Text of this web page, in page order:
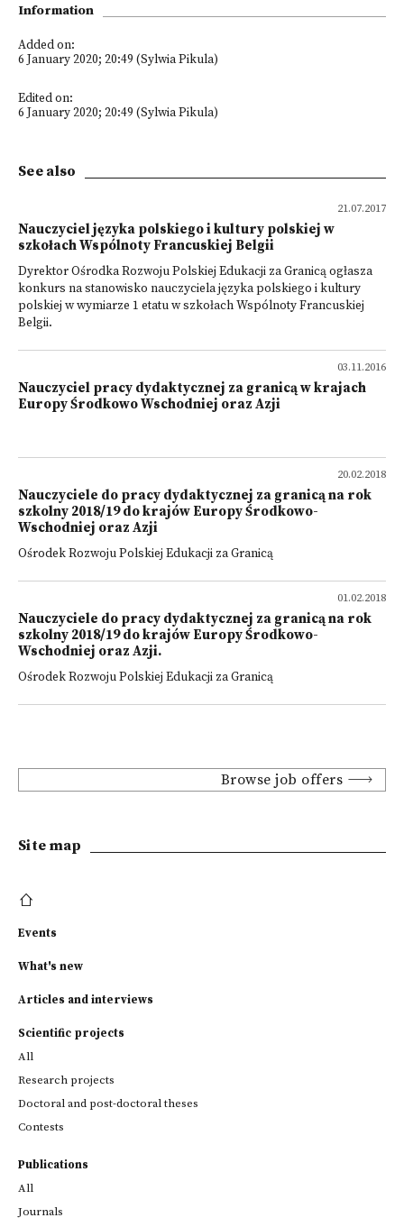
Information
Added on:
6 January 2020; 20:49 (Sylwia Pikula)
Edited on:
6 January 2020; 20:49 (Sylwia Pikula)
See also
21.07.2017
Nauczyciel języka polskiego i kultury polskiej w
szkołach Wspólnoty Francuskiej Belgii
Dyrektor Ośrodka Rozwoju Polskiej Edukacji za Granicą ogłasza
konkurs na stanowisko nauczyciela języka polskiego i kultury
polskiej w wymiarze 1 etatu w szkołach Wspólnoty Francuskiej
Belgii.
03.11.2016
Nauczyciel pracy dydaktycznej za granicą w krajach
Europy Środkowo Wschodniej oraz Azji
20.02.2018
Nauczyciele do pracy dydaktycznej za granicą na rok
szkolny 2018/19 do krajów Europy Środkowo-
Wschodniej oraz Azji
Ośrodek Rozwoju Polskiej Edukacji za Granicą
01.02.2018
Nauczyciele do pracy dydaktycznej za granicą na rok
szkolny 2018/19 do krajów Europy Środkowo-
Wschodniej oraz Azji.
Ośrodek Rozwoju Polskiej Edukacji za Granicą
Browse job offers
Site map
Events
What's new
Articles and interviews
Scientific projects
All
Research projects
Doctoral and post-doctoral theses
Contests
Publications
All
Journals